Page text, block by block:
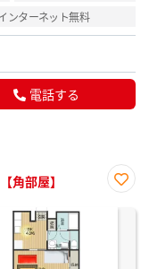
ンターネット無料
電話する
角部屋】
に入